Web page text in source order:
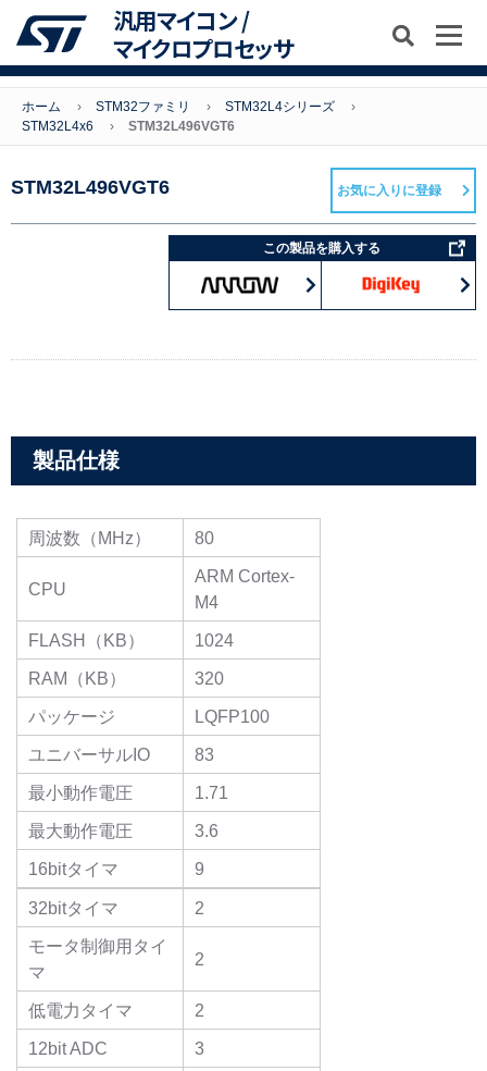
汎用マイコン /
マイクロプロセッサ
ホーム STM32ファミリ
STM32L4シリーズ
STM32L4x6
STM32L496VGT6
STM32L496VGT6
この製品を購入する
お気に入りに登録
製品仕様
周波数（MHz） 80
CPU
ARM Cortex-
M4
FLASH（KB）
1024
RAM（KB）
320
パッケージ
LQFP100
ユニバーサルIO
83
最小動作電圧
1.71
最大動作電圧
3.6
16bitタイマ
9
32bitタイマ
2
モータ制御用タイ
マ
2
低電力タイマ
2
12bit ADC
3